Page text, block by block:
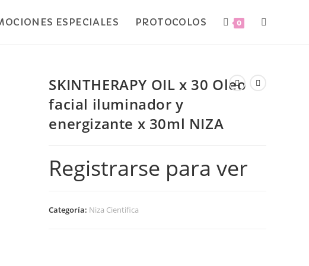
ESPECIALES PROTOCOLOS 0
SKINTHERAPY OIL x 30 Oleo
facial iluminador y
energizante x 30ml NIZA
Registrarse para ver
Categoría: Niza Cientifica